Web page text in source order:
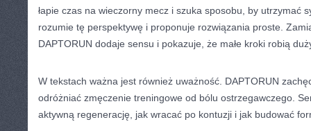
łapie czas na wieczorny mecz i szuka sposobu, by utrzymać
rozumie tę perspektywę i proponuje rozwiązania proste.
DAPTORUN dodaje sensu i pokazuje, że małe kroki robią
W tekstach ważna jest również uważność. DAPTORUN
odróżniać zmęczenie treningowe od bólu ostrzegawczego.
aktywną regenerację, jak wracać po kontuzji i jak budować